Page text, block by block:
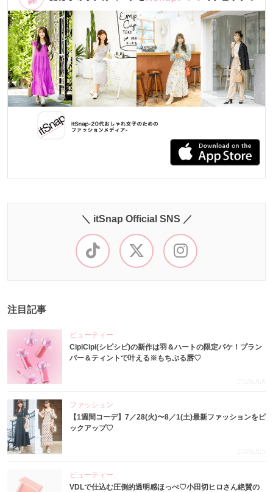
＼ itSnap Official SNS ／
注目記事
ビューティー
CipiCipi(シピシピ)の新作は羽＆ハートの限定パケ！プラン
パー＆ティントで叶える※もちぷる唇♡
2026.8.6
ファッション
【1週間コーデ】7／28(火)〜8／1(土)最新ファッションをピ
ックアップ♡
2026.8.5
ビューティー
VDLで仕込む圧倒的透明感ほっぺ♡小田切ヒロさん絶賛の